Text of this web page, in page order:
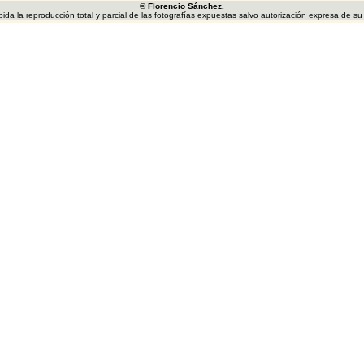
© Florencio Sánchez.
la reproducción total y parcial de las fotografías expuestas salvo autorización expresa de su